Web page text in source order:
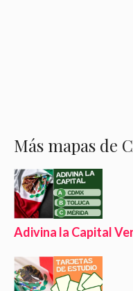
Más mapas de
Adivina la Capital